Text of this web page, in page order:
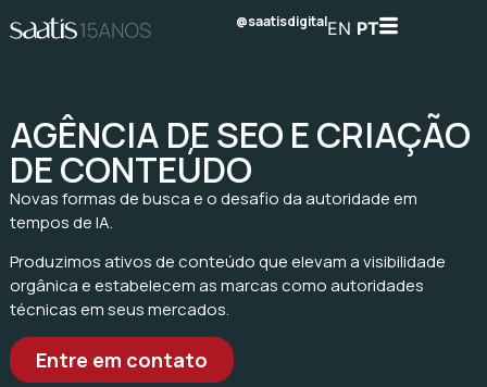
@saatisdigitalEN PT
AGÊNCIA DE SEO E CRIAÇÃO
DE CONTEÚDO
Novas formas de busca e o desafio da autoridade em
tempos de IA.
Produzimos ativos de conteúdo que elevam a visibilidade
orgânica e estabelecem as marcas como autoridades
técnicas em seus mercados.
Entre em contato